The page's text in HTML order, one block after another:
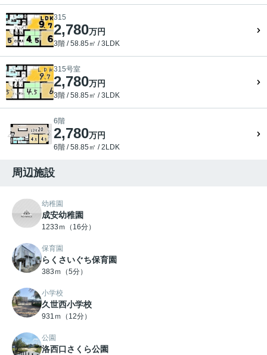
315
2,780万円
3階 / 58.85㎡ / 3LDK
315号室
2,780万円
3階 / 58.85㎡ / 3LDK
6階
2,780万円
6階 / 58.85㎡ / 2LDK
周辺施設
幼稚園
成安幼稚園
1233ｍ（16分）
保育園
らくさいぐち保育園
383ｍ（5分）
小学校
久世西小学校
931ｍ（12分）
公園
洛西口さくら公園